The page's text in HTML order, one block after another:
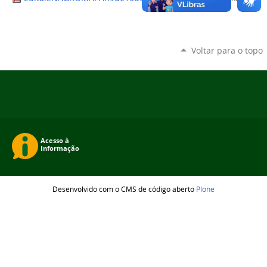
Voltar para o topo
Desenvolvido com o CMS de código aberto Plone